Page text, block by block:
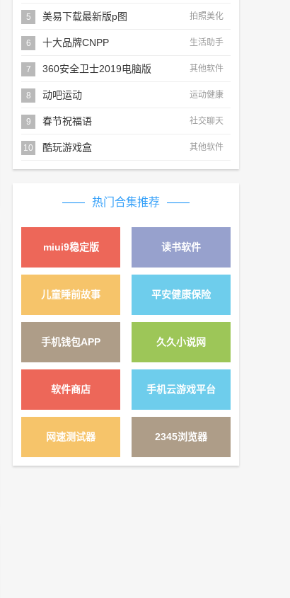
5 美易下载最新版p图 拍照美化
6 十大品牌CNPP 生活助手
7 360安全卫士2019电脑版 其他软件
8 动吧运动 运动健康
9 春节祝福语 社交聊天
10 酷玩游戏盒 其他软件
热门合集推荐
miui9稳定版 详情 »
读书软件
儿童睡前故事 详情 »
平安健康保险
手机钱包APP 详情 »
久久小说网
软件商店 详情 »
手机云游戏平台
网速测试器 详情 »
2345浏览器